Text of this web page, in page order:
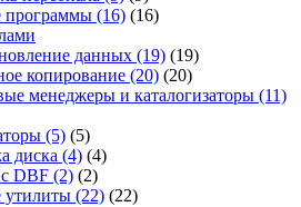
программы (16) (16)
данных (19) (19)
копирование (20) (20)
менеджеры и каталогизаторы (11)
(5) (5)
диска (4) (4)
DBF (2) (2)
утилиты (22) (22)